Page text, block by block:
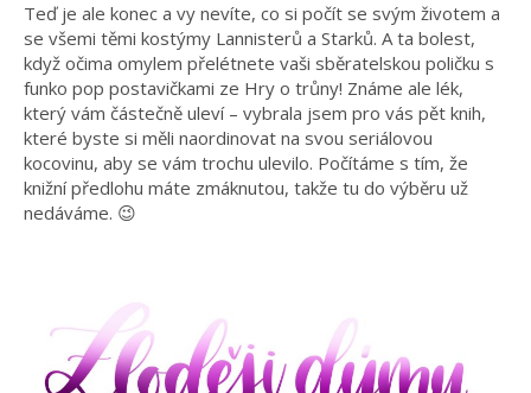
Teď je ale konec a vy nevíte, co si počít se svým životem a
se všemi těmi kostýmy Lannisterů a Starků. A ta bolest,
když očima omylem přelétnete vaši sběratelskou poličku s
funko pop postavičkami ze Hry o trůny! Známe ale lék,
který vám částečně uleví – vybrala jsem pro vás pět knih,
které byste si měli naordinovat na svou seriálovou
kocovinu, aby se vám trochu ulevilo. Počítáme s tím, že
knižní předlohu máte zmáknutou, takže tu do výběru už
nedáváme. 😉